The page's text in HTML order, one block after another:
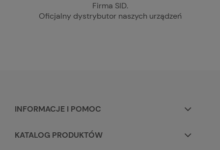
Firma SID.
Oficjalny dystrybutor naszych urządzeń
INFORMACJE I POMOC
KATALOG PRODUKTÓW